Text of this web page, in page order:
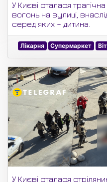
У Києві сталася
вогонь на вулиці,
серед яких – дитина.
Лікарня Супермаркет
У Києві сталася